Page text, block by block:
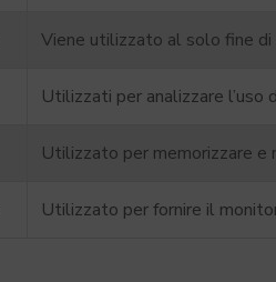
Viene utilizzato al solo fine
Utilizzati per analizzare
Utilizzato per memorizzare e
Utilizzato per fornire il